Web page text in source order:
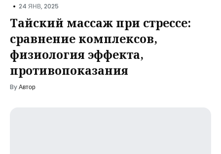
• 24 ЯНВ, 2025
Тайский массаж при стрессе:
сравнение комплексов,
физиология эффекта,
противопоказания
ByАвтор